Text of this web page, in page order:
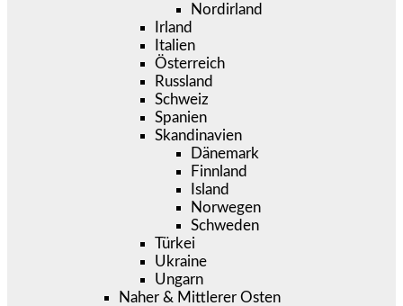
Nordirland
Irland
Italien
Österreich
Russland
Schweiz
Spanien
Skandinavien
Dänemark
Finnland
Island
Norwegen
Schweden
Türkei
Ukraine
Ungarn
Naher & Mittlerer Osten